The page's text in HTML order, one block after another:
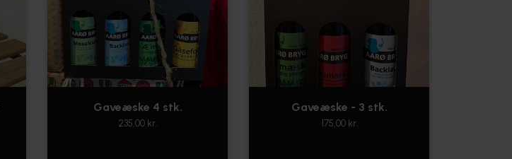
Gaveæske 4 stk.
235,00 kr.
Gaveæske - 3 stk.
175,00 kr.